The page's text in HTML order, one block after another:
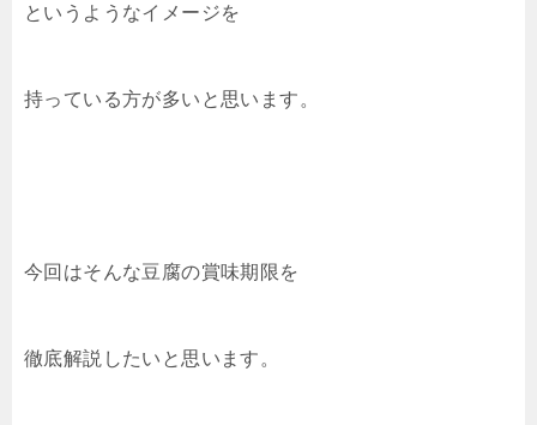
というようなイメージを
持っている方が多いと思います。
今回はそんな豆腐の賞味期限を
徹底解説したいと思います。